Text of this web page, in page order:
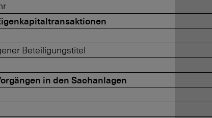
Beteiligungstitel
in den Sachanlagen